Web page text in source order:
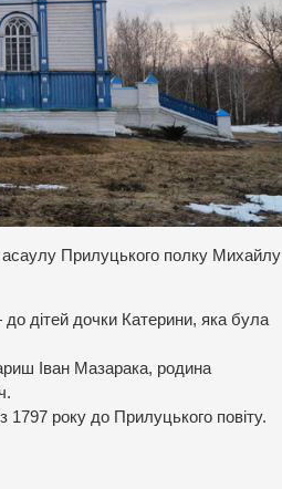
асаулу Прилуцького полку Михайлу
дітей дочки Катерини, яка була
Іван Мазарака, родина
1797 року до Прилуцького повіту.